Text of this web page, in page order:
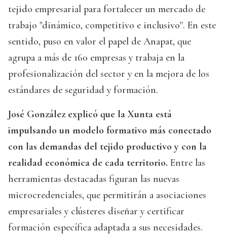
tejido empresarial para fortalecer un mercado de
trabajo "dinámico, competitivo e inclusivo". En este
sentido, puso en valor el papel de Anapat, que
agrupa a más de 160 empresas y trabaja en la
profesionalización del sector y en la mejora de los
estándares de seguridad y formación.
José González explicó que la Xunta está
impulsando un modelo formativo más conectado
con las demandas del tejido productivo y con la
realidad económica de cada territorio. Entre las
herramientas destacadas figuran las nuevas
microcredenciales, que permitirán a asociaciones
empresariales y clústeres diseñar y certificar
formación específica adaptada a sus necesidades.